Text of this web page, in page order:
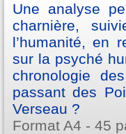
Une analyse
charnière,
l’humanité, en
sur la psyché
chronologie
passant des
Verseau ?
Format A4 - 45